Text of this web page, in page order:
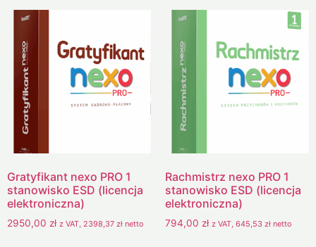
Gratyfikant nexo PRO 1
stanowisko ESD (licencja
elektroniczna)
2950,00 zł z VAT, 2398,37 zł netto
Rachmistrz nexo PRO 1
stanowisko ESD (licencja
elektroniczna)
794,00 zł z VAT, 645,53 zł netto